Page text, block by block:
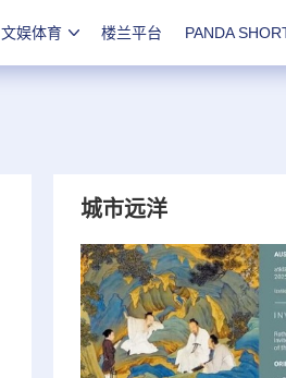
文娱体育 楼兰平台 PANDA
城市远洋